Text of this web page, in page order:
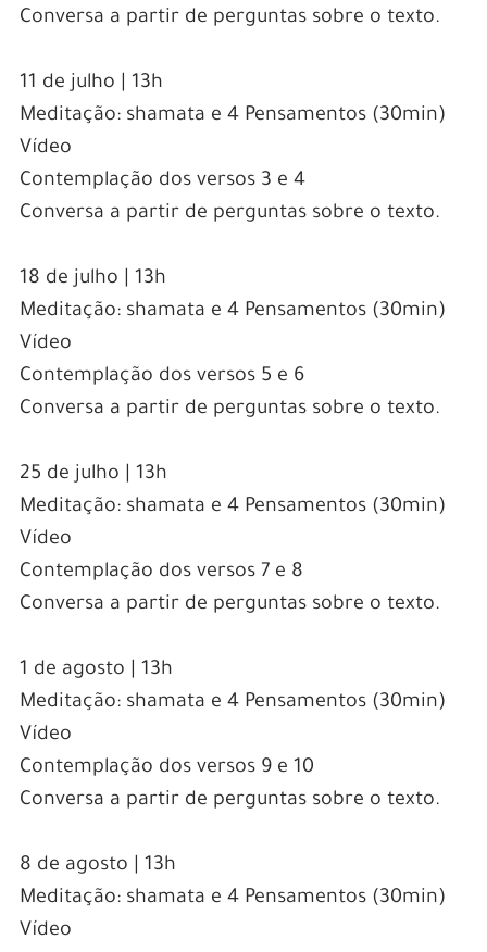
Conversa a partir de perguntas sobre o texto.
11 de julho | 13h
Meditação: shamata e 4 Pensamentos (30min)
Vídeo
Contemplação dos versos 3 e 4
Conversa a partir de perguntas sobre o texto.
18 de julho | 13h
Meditação: shamata e 4 Pensamentos (30min)
Vídeo
Contemplação dos versos 5 e 6
Conversa a partir de perguntas sobre o texto.
25 de julho | 13h
Meditação: shamata e 4 Pensamentos (30min)
Vídeo
Contemplação dos versos 7 e 8
Conversa a partir de perguntas sobre o texto.
1 de agosto | 13h
Meditação: shamata e 4 Pensamentos (30min)
Vídeo
Contemplação dos versos 9 e 10
Conversa a partir de perguntas sobre o texto.
8 de agosto | 13h
Meditação: shamata e 4 Pensamentos (30min)
Vídeo